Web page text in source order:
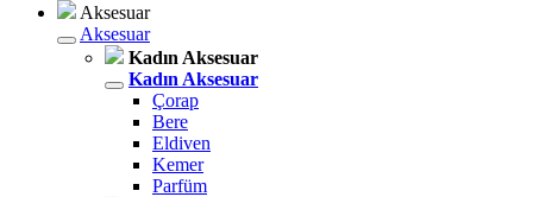
Aksesuar
Aksesuar
Kadın Aksesuar
Kadın Aksesuar
Çorap
Bere
Eldiven
Kemer
Parfüm